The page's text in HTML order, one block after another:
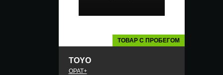
ТОВАР С ПРОБЕГОМ
TOYO
OPAT+